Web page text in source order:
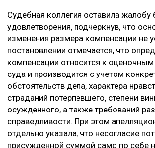
Судебная коллегия оставила жалобу
удовлетворения, подчеркнув, что
изменения размера компенсации не
постановлении отмечается, что
компенсации относится к
суда и производится с учетом
обстоятельств дела, характера
страданий потерпевшего, степени
осужденного, а также требований
справедливости. При этом
отдельно указала, что несогласие
присужденной суммой само по себе